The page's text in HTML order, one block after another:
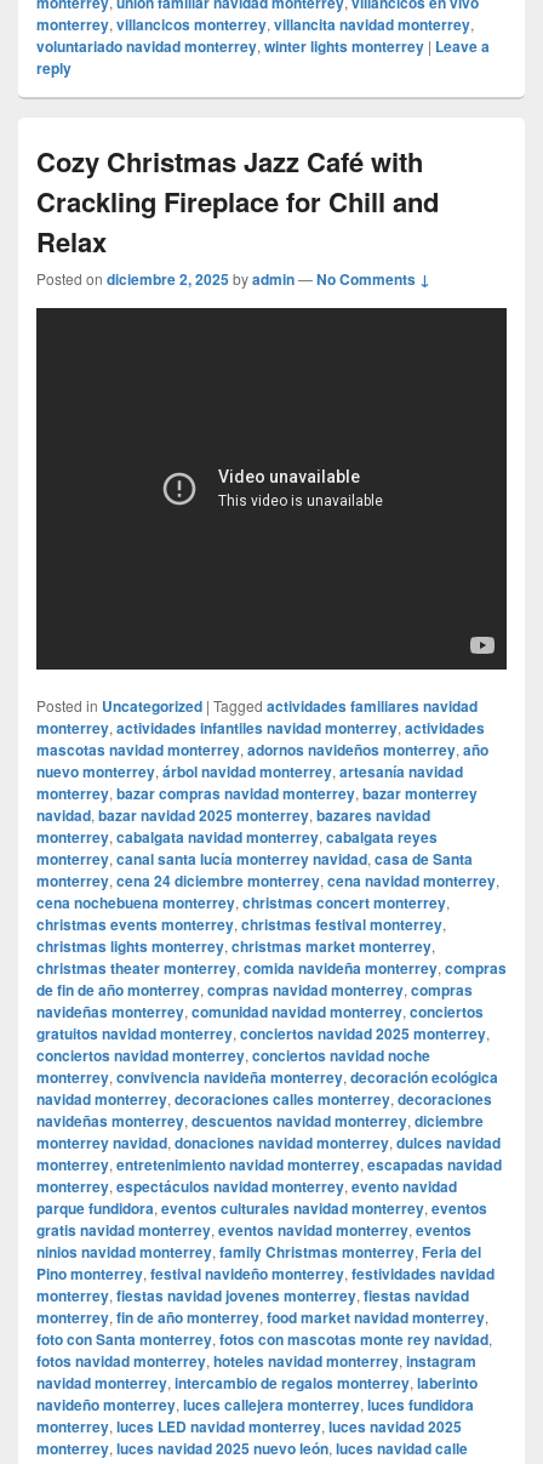
monterrey, villancicos monterrey, villancita navidad monterrey,
voluntariado navidad monterrey, winter lights monterrey | Leave a
reply
Cozy Christmas Jazz Café with
Crackling Fireplace for Chill and
Relax
Posted on diciembre 2, 2025byadmin—No Comments ↓
Posted in Uncategorized | Tagged actividades familiares navidad
monterrey, actividades infantiles navidad monterrey, actividades
mascotas navidad monterrey, adornos navideños monterrey, año
nuevo monterrey, árbol navidad monterrey, artesanía navidad
monterrey, bazar compras navidad monterrey, bazar monterrey
navidad, bazar navidad 2025 monterrey, bazares navidad
monterrey, cabalgata navidad monterrey, cabalgata reyes
monterrey, canal santa lucía monterrey navidad, casa de Santa
monterrey, cena 24 diciembre monterrey, cena navidad monterrey,
cena nochebuena monterrey, christmas concert monterrey,
christmas events monterrey, christmas festival monterrey,
christmas lights monterrey, christmas market monterrey,
christmas theater monterrey, comida navideña monterrey, compras
de fin de año monterrey, compras navidad monterrey, compras
navideñas monterrey, comunidad navidad monterrey, conciertos
gratuitos navidad monterrey, conciertos navidad 2025 monterrey,
conciertos navidad monterrey, conciertos navidad noche
monterrey, convivencia navideña monterrey, decoración ecológica
navidad monterrey, decoraciones calles monterrey, decoraciones
navideñas monterrey, descuentos navidad monterrey, diciembre
monterrey navidad, donaciones navidad monterrey, dulces navidad
monterrey, entretenimiento navidad monterrey, escapadas navidad
monterrey, espectáculos navidad monterrey, evento navidad
parque fundidora, eventos culturales navidad monterrey, eventos
gratis navidad monterrey, eventos navidad monterrey, eventos
ninios navidad monterrey, family Christmas monterrey, Feria del
Pino monterrey, festival navideño monterrey, festividades navidad
monterrey, fiestas navidad jovenes monterrey, fiestas navidad
monterrey, fin de año monterrey, food market navidad monterrey,
foto con Santa monterrey, fotos con mascotas monte rey navidad,
fotos navidad monterrey, hoteles navidad monterrey, instagram
navidad monterrey, intercambio de regalos monterrey, laberinto
navideño monterrey, luces callejera monterrey, luces fundidora
monterrey, luces LED navidad monterrey, luces navidad 2025
monterrey, luces navidad 2025 nuevo león, luces navidad calle